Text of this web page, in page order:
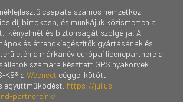
csapata számos nemzetközi
díj birtokosa, és munkájuk közismerten a
kényelmét és biztonságát szolgálja. A
és étrendkiegészítők gyártásának és
a márkanév európai licencpartnere a
számára készített GPS nyakörvek
K9® a Weenect céggel kötött
együttműködést. https://julius-
partnereink/